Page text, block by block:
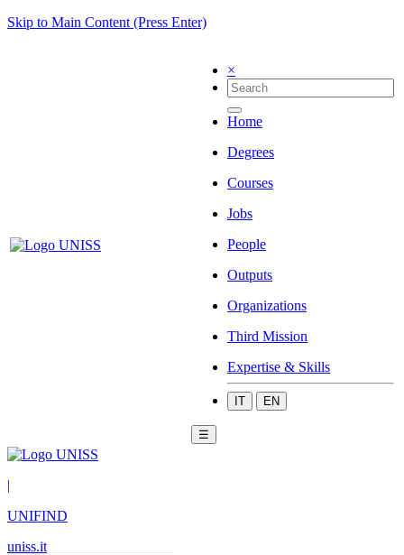
Skip to Main Content (Press Enter)
×
Home
Degrees
Courses
Jobs
People
Outputs
Organizations
Third Mission
Expertise & Skills
IT EN
☰
|
UNIFIND
uniss.it